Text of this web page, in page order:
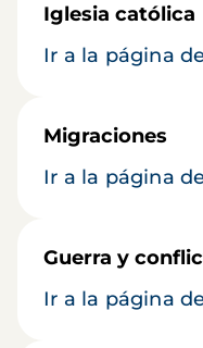
Iglesia católica
Ir a la página
Migraciones
Ir a la página
Guerra y
Ir a la página